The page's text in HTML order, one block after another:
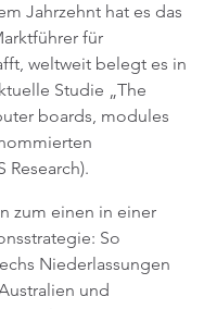
Jahrzehnt hat es das
für
weltweit belegt es in
Studie „The
boards, modules
Research).
zum einen in einer
So
Niederlassungen
und